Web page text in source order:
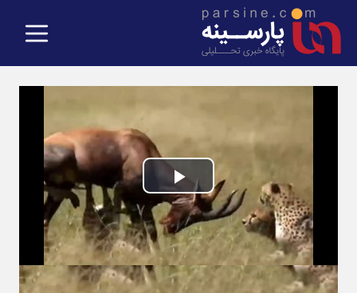
Play
Video
حجم ویدیو: 11.51M |مدت زمان ویدیو: 00:02:02